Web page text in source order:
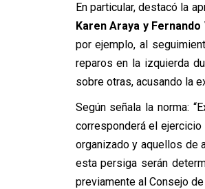
En particular, destacó la
Karen Araya y
por ejemplo, al
reparos en la izquierda
sobre otras, acusando la
Según señala la norma:
corresponderá el
organizado y aquellos de
esta persiga serán
previamente al Consejo